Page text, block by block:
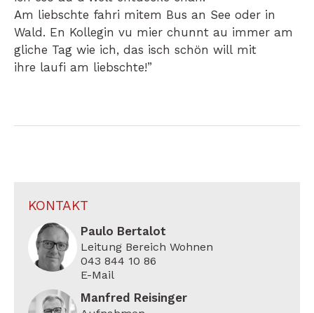
Am liebschte fahri mitem Bus an See oder in
Wald. En Kollegin vu mier chunnt au immer am
gliche Tag wie ich, das isch schön will mit
ihre laufi am liebschte!”
KONTAKT
Paulo Bertalot
Leitung Bereich Wohnen
043 844 10 86
E-Mail
Manfred Reisinger